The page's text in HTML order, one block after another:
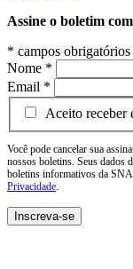
Assine o boletim
* campos obrigatórios
Nome *
Email *
Aceito receber
Você pode cancelar sua
nossos boletins. Seus dados
boletins informativos da
Privacidade.